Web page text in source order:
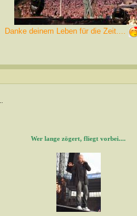
Danke deinem Leben für die Zeit....
Wer lange zögert, fliegt vorbei....